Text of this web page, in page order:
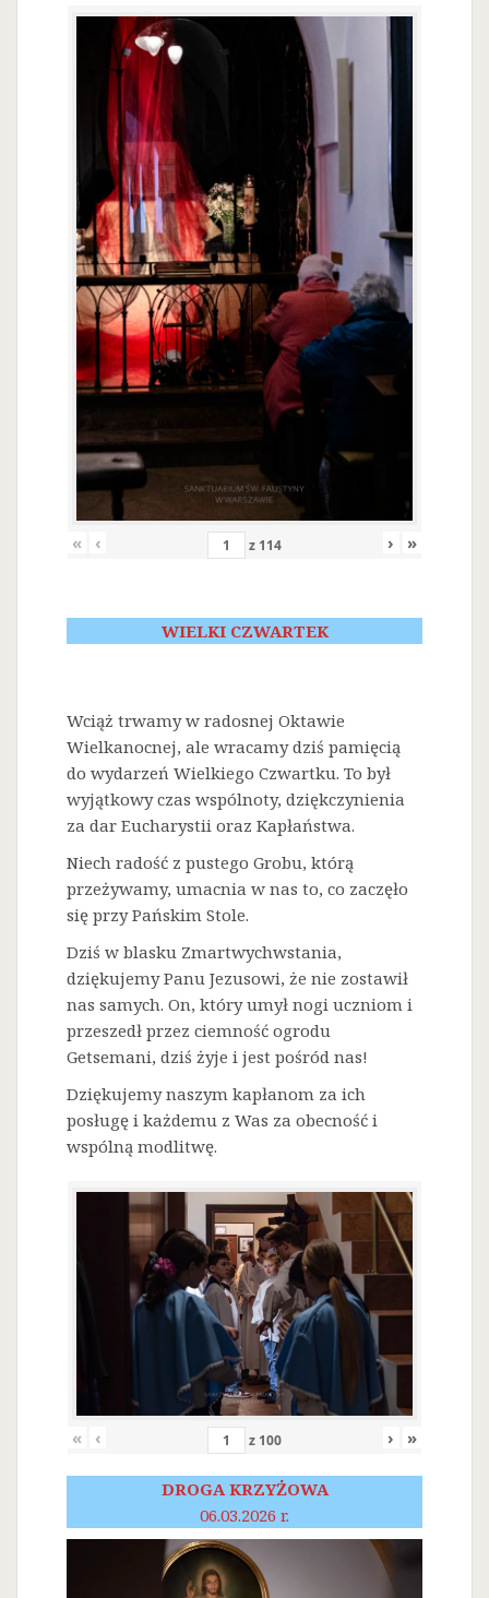
« ‹ z 114 › »
WIELKI CZWARTEK
Wciąż trwamy w radosnej Oktawie
Wielkanocnej, ale wracamy dziś pamięcią
do wydarzeń Wielkiego Czwartku. To był
wyjątkowy czas wspólnoty, dziękczynienia
za dar Eucharystii oraz Kapłaństwa.
Niech radość z pustego Grobu, którą
przeżywamy, umacnia w nas to, co zaczęło
się przy Pańskim Stole.
Dziś w blasku Zmartwychwstania,
dziękujemy Panu Jezusowi, że nie zostawił
nas samych. On, który umył nogi uczniom i
przeszedł przez ciemność ogrodu
Getsemani, dziś żyje i jest pośród nas!
Dziękujemy naszym kapłanom za ich
posługę i każdemu z Was za obecność i
wspólną modlitwę.
« ‹ z 100 › »
DROGA KRZYŻOWA
06.03.2026 r.